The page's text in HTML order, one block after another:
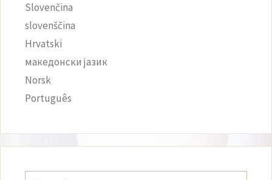
Slovenčina
slovenščina
Hrvatski
македонски јазик
Norsk
Português